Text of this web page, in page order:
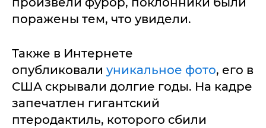
поражены тем, что увидели.
Также в Интернете
опубликовали уникальное фото, его в
США скрывали долгие годы. На кадре
запечатлен гигантский
птеродактиль, которого сбили